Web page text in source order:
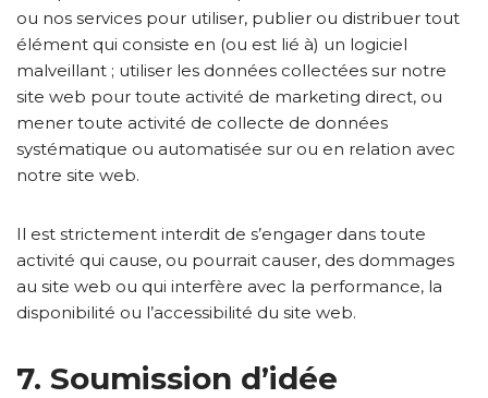
ou nos services pour utiliser, publier ou distribuer tout
élément qui consiste en (ou est lié à) un logiciel
malveillant ; utiliser les données collectées sur notre
site web pour toute activité de marketing direct, ou
mener toute activité de collecte de données
systématique ou automatisée sur ou en relation avec
notre site web.
Il est strictement interdit de s’engager dans toute
activité qui cause, ou pourrait causer, des dommages
au site web ou qui interfère avec la performance, la
disponibilité ou l’accessibilité du site web.
7. Soumission d’idée